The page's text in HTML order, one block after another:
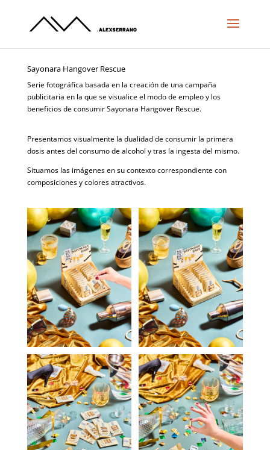
Sayonara Hangover Rescue
Serie fotográfíca basada en la creación de una campaña
publicitaria en la que se visualice el modo de empleo y los
beneficios de consumir Sayonara Hangover Rescue.
Presentamos visualmente la dualidad de consumir la primera
dosis antes del consumo de alcohol y tras la ingesta del mismo.
Situamos las imágenes en su contexto correspondiente con
composiciones y colores atractivos.